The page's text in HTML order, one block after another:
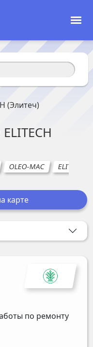
(Элитеч)
ELITECH
OLEO-MAC ELITECH
карте
по ремонту